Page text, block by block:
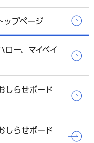
プページ
ー、マイベイ
しらせボード
しらせボード